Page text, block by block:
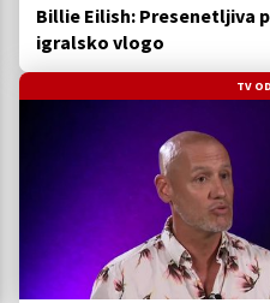
Billie Eilish: Presenetljiva
igralsko vlogo
TV